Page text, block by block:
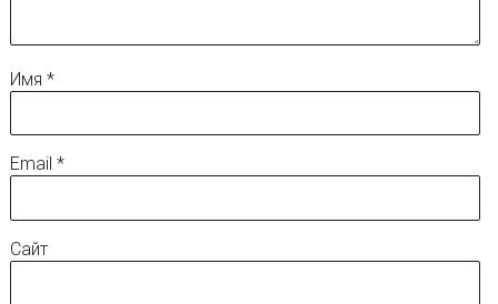
Имя *
Email *
Сайт